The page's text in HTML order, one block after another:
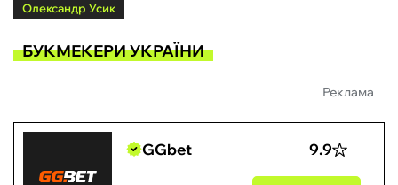
Олександр Усик
БУКМЕКЕРИ УКРАЇНИ
Реклама
GGbet 9.9